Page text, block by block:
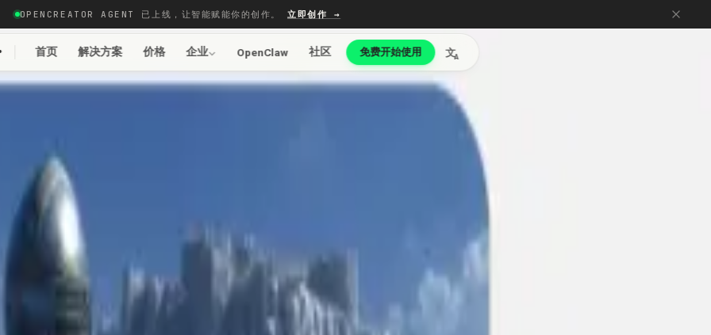
OPENCREATOR AGENT 已上线，让智能赋能你的创作。 立即创作 →
首页 解决方案 价格 企业 OpenClaw 社区 免费开始使用 文A
镜头构图——远景、中景、特写和创意角度——全部保持完美的场景一致性。电影制作人规划全面镜头覆盖的必备工具。